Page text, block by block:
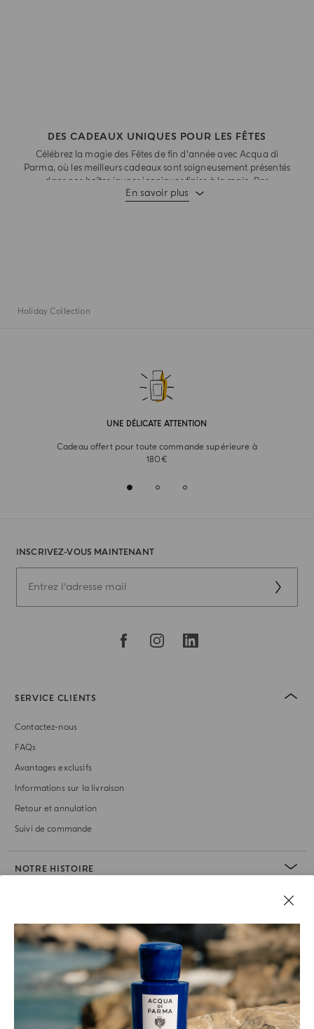
DES CADEAUX UNIQUES POUR LES FÊTES
Célébrez la magie des Fêtes de fin d'année avec Acqua di
Parma, où les meilleurs cadeaux sont soigneusement présentés
dans nos boîtes jaunes iconiques finies à la main. Des
nouveautés de la saison aux cadeaux uniques que l'on offre
En savoir plus
Holiday Collection
UNE DÉLICATE ATTENTION
Cadeau offert pour toute commande supérieure à
180€
INSCRIVEZ-VOUS MAINTENANT
SERVICE CLIENTS
Contactez-nous
FAQs
Avantages exclusifs
Informations sur la livraison
Retour et annulation
Suivi de commande
NOTRE HISTOIRE